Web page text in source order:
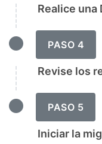
Realice una
PASO 4
Revise los
PASO 5
Iniciar la